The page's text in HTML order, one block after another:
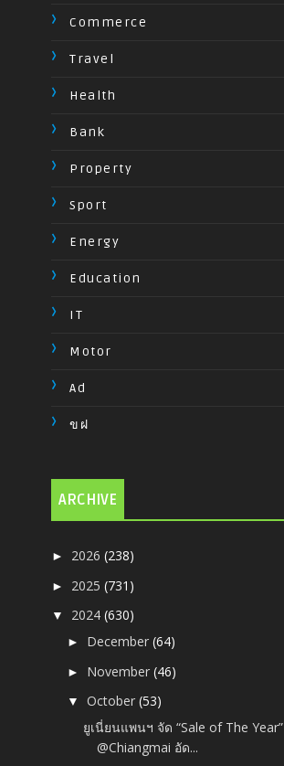
Commerce
Travel
Health
Bank
Property
Sport
Energy
Education
IT
Motor
Ad
ขฝ
ARCHIVE
► 2026(238)
► 2025(731)
▼ 2024(630)
► December(64)
► November(46)
▼October(53)
ยูเนี่ยนแพนฯ จัด “Sale of The Year”
@Chiangmai อัด...